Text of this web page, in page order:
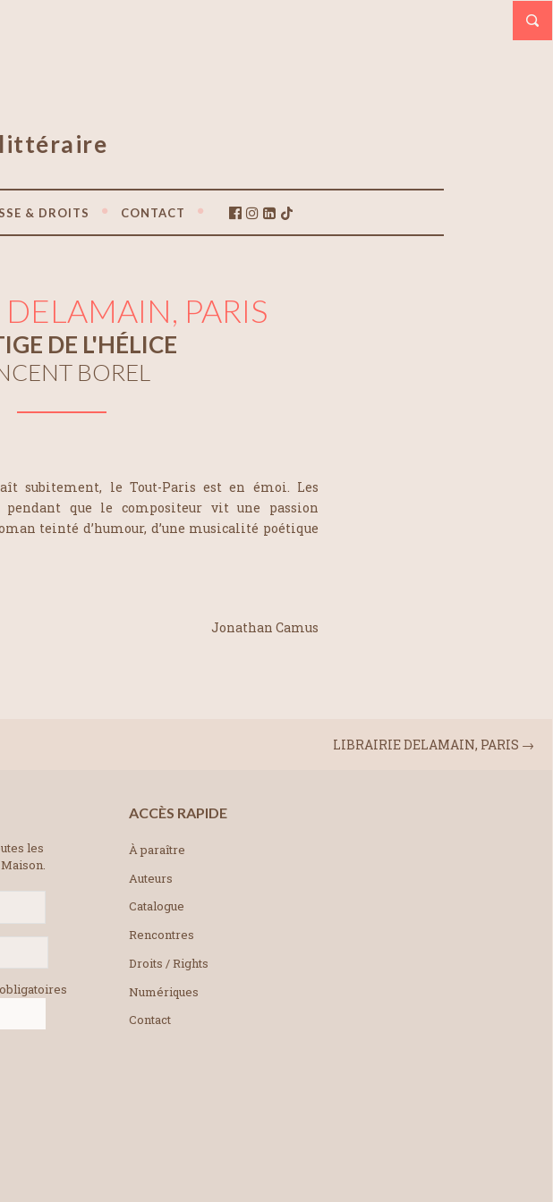
littéraire
& DROITS CONTACT
PARIS
DE L'HÉLICE
BOREL
subitement, le Tout-Paris est en émoi. Les
que le compositeur vit une passion
teinté d’humour, d’une musicalité poétique
Jonathan Camus
LIBRAIRIE DELAMAIN, PARIS →
les
ACCÈS RAPIDE
À paraître
Auteurs
Catalogue
Rencontres
Droits / Rights
Numériques
Contact